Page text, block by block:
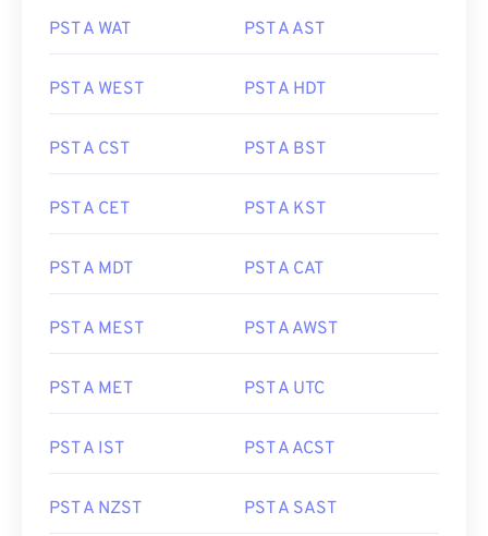
PST A WAT PST A AST
PST A WEST PST A HDT
PST A CST PST A BST
PST A CET PST A KST
PST A MDT PST A CAT
PST A MEST PST A AWST
PST A MET PST A UTC
PST A IST PST A ACST
PST A NZST PST A SAST